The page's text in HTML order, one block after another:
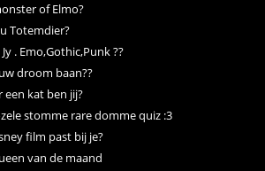
of Elmo?
Totemdier?
. Emo,Gothic,Punk ??
droom baan??
een kat ben jij?
stomme rare domme quiz :3
film past bij je?
van de maand